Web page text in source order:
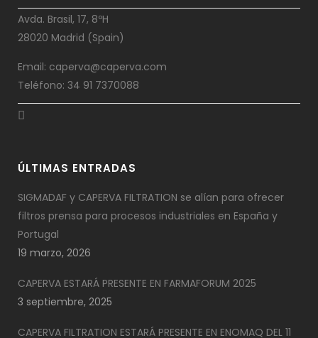
Avda. Brasil, 17, 8ºH
28020 Madrid (Spain)
Email: caperva@caperva.com
Teléfono: 34 91 7370088
ÚLTIMAS ENTRADAS
SIGMADAF y CAPERVA FILTRATION se alían para ofrecer
filtros prensa para procesos industriales en España y
Portugal
19 marzo, 2026
CAPERVA ESTARÁ PRESENTE EN FARMAFORUM 2025
3 septiembre, 2025
CAPERVA FILTRATION ESTARÁ PRESENTE EN ENOMAQ DEL 11